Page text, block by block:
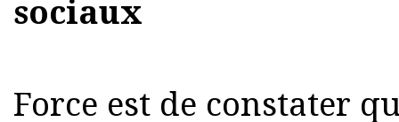
sociaux
Force est de constater